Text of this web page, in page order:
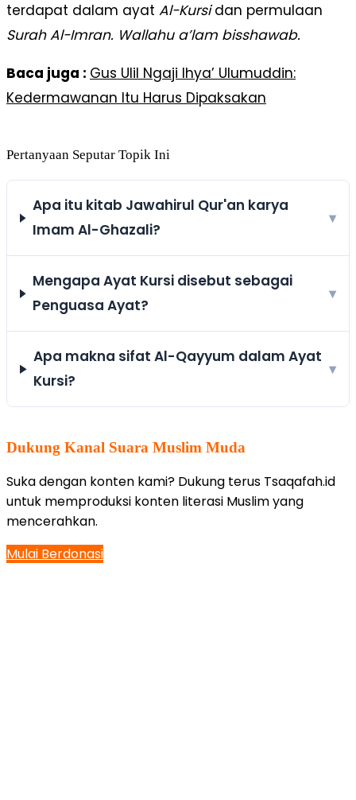
terdapat dalam ayat Al-Kursidan permulaan
Surah Al-Imran. Wallahu a’lam bisshawab.
Baca juga : Gus Ulil Ngaji Ihya’ Ulumuddin:
Kedermawanan Itu Harus Dipaksakan
Pertanyaan Seputar Topik Ini
Apa itu kitab Jawahirul Qur'an karya
Imam Al-Ghazali?
▾
Mengapa Ayat Kursi disebut sebagai
Penguasa Ayat?
▾
Apa makna sifat Al-Qayyum dalam Ayat
Kursi?
▾
Dukung Kanal Suara Muslim Muda
Suka dengan konten kami? Dukung terus Tsaqafah.id
untuk memproduksi konten literasi Muslim yang
mencerahkan.
Mulai Berdonasi